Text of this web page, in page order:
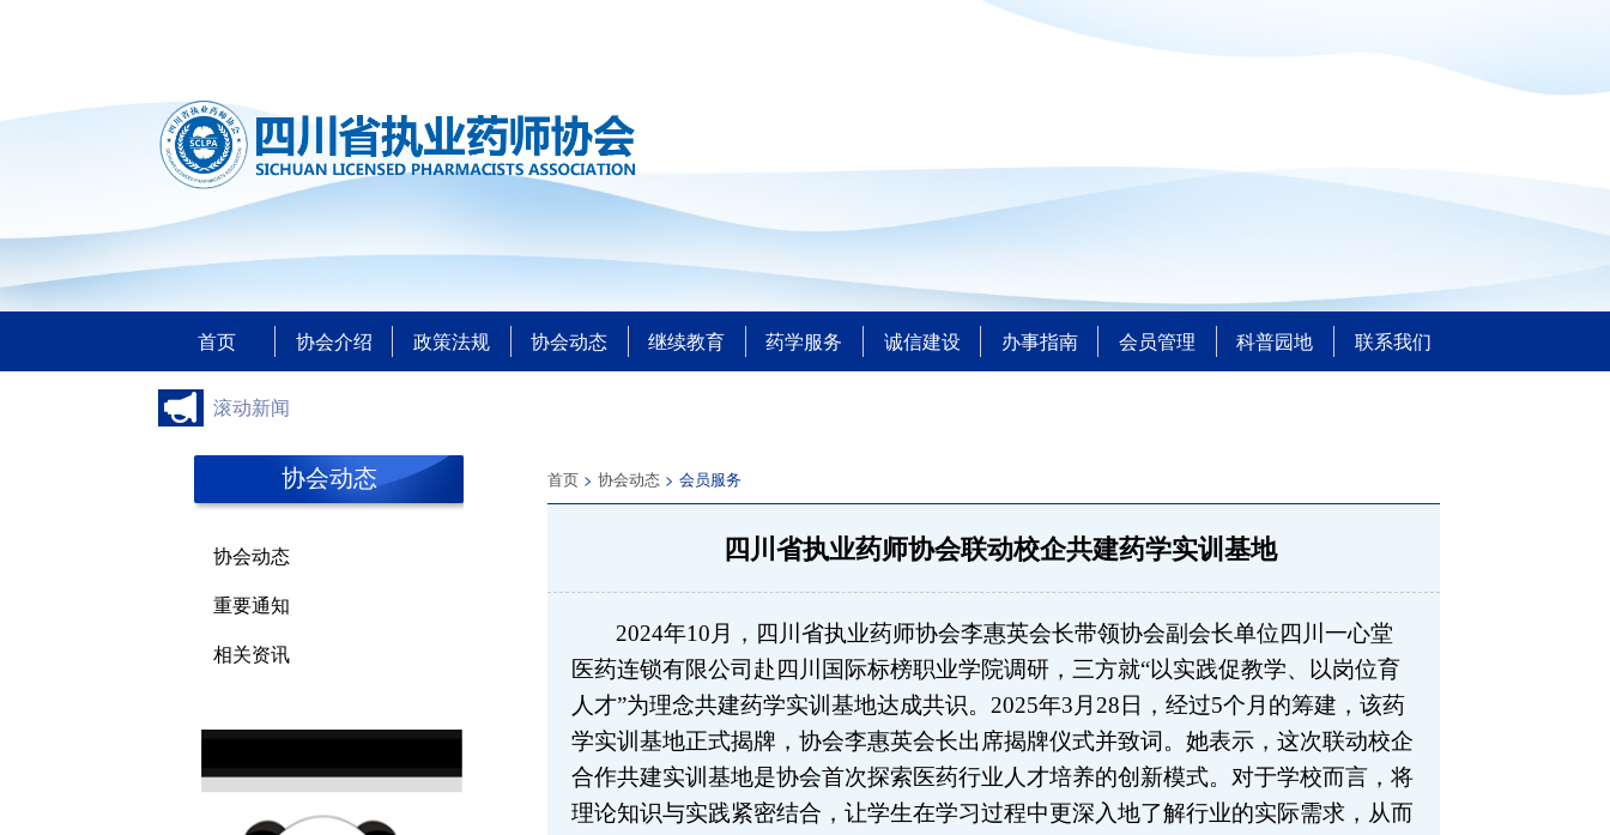
首页 协会介绍 政策法规 协会动态 继续教育 药学服务 诚信建设 办事指南 会员管理 科普园地 联系我们
滚动新闻
协会动态
协会动态
重要通知
相关资讯
首页 > 协会动态 > 会员服务
四川省执业药师协会联动校企共建药学实训基地
2024年10月，四川省执业药师协会李惠英会长带领协会副会长单位四川一心堂
医药连锁有限公司赴四川国际标榜职业学院调研，三方就“以实践促教学、以岗位育
人才”为理念共建药学实训基地达成共识。2025年3月28日，经过5个月的筹建，该药
学实训基地正式揭牌，协会李惠英会长出席揭牌仪式并致词。她表示，这次联动校企
合作共建实训基地是协会首次探索医药行业人才培养的创新模式。对于学校而言，将
理论知识与实践紧密结合，让学生在学习过程中更深入地了解行业的实际需求，从而